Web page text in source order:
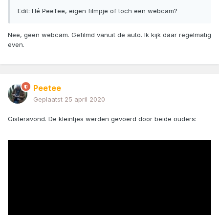
Edit: Hé PeeTee, eigen filmpje of toch een webcam?
Nee, geen webcam. Gefilmd vanuit de auto. Ik kijk daar regelmatig
even.
Peetee
Geplaatst 25 april 2020
Gisteravond. De kleintjes werden gevoerd door beide ouders: